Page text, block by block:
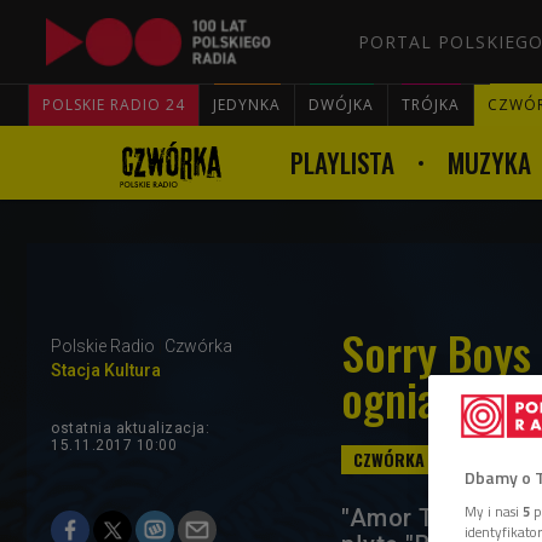
PORTAL
POLSKIE RADIO 24 JEDYNKA DWÓJKA TRÓJKA
PLAYLISTA MUZYKA
Polskie Radio
Czwórka
Stacja Kultura
Sorry
ognia na
ostatnia aktualizacja:
15.11.2017 10:00
"Amor Tour" to
Dbamy o
My i nasi 5